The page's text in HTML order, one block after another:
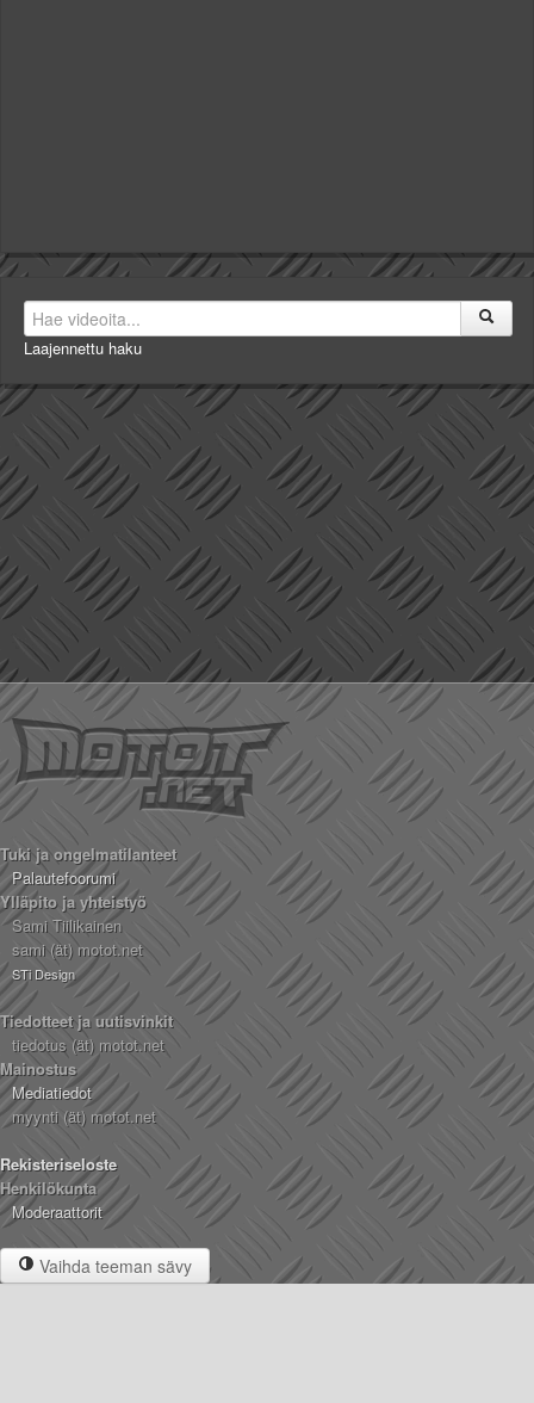
Laajennettu haku
Tuki ja ongelmatilanteet
Palautefoorumi
Ylläpito ja yhteistyö
Sami Tiilikainen
sami (ät) motot.net
STi Design
Tiedotteet ja uutisvinkit
tiedotus (ät) motot.net
Mainostus
Mediatiedot
myynti (ät) motot.net
Rekisteriseloste
Henkilökunta
Moderaattorit
Vaihda teeman sävy